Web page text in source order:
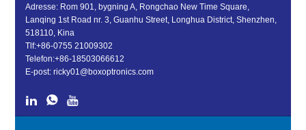
Adresse: Rom 901, bygning A, Rongchao New Time Square,
Lanqing 1st Road nr. 3, Guanhu Street, Longhua District, Shenzhen,
518110, Kina
Tlf:+86-0755 21009302
Telefon:+86-18503066612
E-post:ricky01@boxoptronics.com